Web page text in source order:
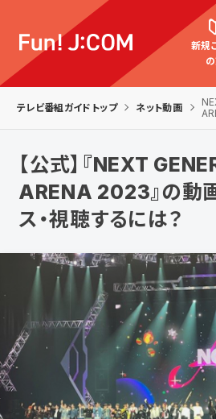
新規
お困りごと解決・よ
ウェブメール
テレビ番組ガイドトップ ネット動画
【公式】『NEXT
ARENA 2023』の動
ス・視聴するには？